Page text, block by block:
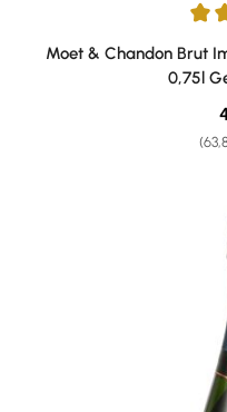
Durchschnittliche
Moet & Chandon Brut
0,75l